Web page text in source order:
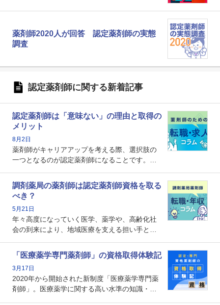
薬剤師2020人が回答 認定薬剤師の実態
調査
認定薬剤師に関する新着記事
認定薬剤師は「意味ない」の理由と取得の
メリット
8月2日
薬剤師がキャリアアップを考える際、選択肢の
一つとなるのが認定薬剤師になることです。し
という声を聞いたことがあるかもしれません。
本記事では、認定薬剤師が「意味ない」といわ
れる理由や、取得するメリット、年収・キャリ
アへの影響を解説します。
調剤薬局の薬剤師は認定薬剤師資格を取る
べき？
5月21日
年々高度になっていく医学、薬学や、高齢化社
会の到来により、地域医療を支える担い手とし
で、重要度が増しているのが認定薬剤師という
資格です。認定薬剤師とはいったいどんな資格
なのでしょうか。それを取得するとどのような
メリットがあるのでしょうか。
「医療薬学専門薬剤師」の資格取得体験記
3月17日
2020年から開始された新制度「医療薬学専門薬
剤師」。医療薬学に関する高い水準の知識・技